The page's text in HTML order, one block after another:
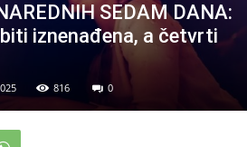
SEDAM DANA:
iznenađena, a četvrti
816 0